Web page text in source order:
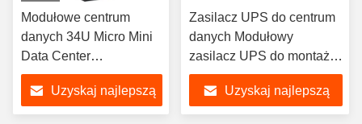
Modułowe centrum
danych 34U Micro Mini
Data Center
Prefabrykowane IP5X
Uzyskaj najlepszą
Zasilacz UPS do centrum
danych Modułowy
zasilacz UPS do montażu
w szafie 10-90KVA
Uzyskaj najlepszą